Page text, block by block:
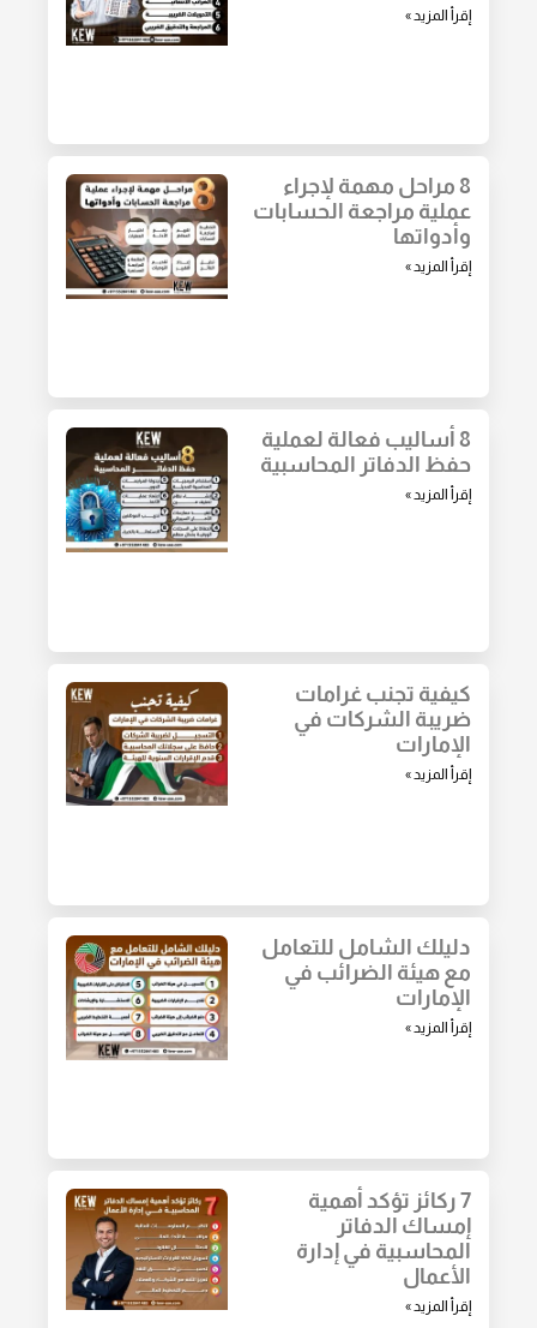
إقرأ المزيد »
8 مراحل مهمة لإجراء
عملية مراجعة الحسابات
وأدواتها
إقرأ المزيد »
8 أساليب فعالة لعملية
حفظ الدفاتر المحاسبية
إقرأ المزيد »
كيفية تجنب غرامات
ضريبة الشركات في
الإمارات
إقرأ المزيد »
دليلك الشامل للتعامل
مع هيئة الضرائب في
الإمارات
إقرأ المزيد »
7 ركائز تؤكد أهمية
إمساك الدفاتر
المحاسبية في إدارة
الأعمال
إقرأ المزيد »